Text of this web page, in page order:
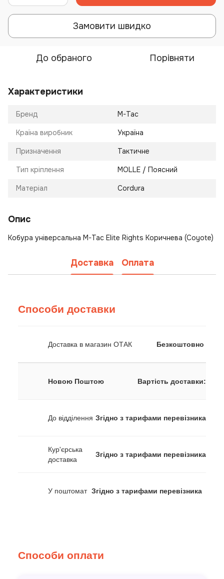
Замовити швидко
До обраного Порівняти
Характеристики
Бренд M-Tac
Країна виробник Україна
Призначення Тактичне
Тип кріплення MOLLE / Поясний
Матеріал Cordura
Опис
Кобура універсальна M-Tac Elite Rights Коричнева (Coyote)
Доставка Оплата
Способи доставки
Доставка в магазин ОТАК Безкоштовно
Новою Поштою Вартість доставки:
До відділення Згідно з тарифами перевізника
Кур'єрська
доставка
Згідно з тарифами перевізника
У поштомат Згідно з тарифами перевізника
Способи оплати